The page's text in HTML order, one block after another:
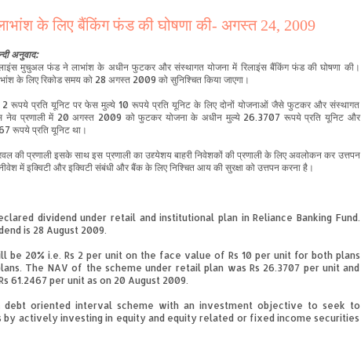
के लिए बैंकिंग फंड की घोषणा की- अगस्त 24, 2009
अनुवाद:
मुचुअल फंड ने लाभांश के अधीन फुटकर और संस्थागत योजना में रिलाइंस बैंकिंग फंड की घोषणा की।
के लिए रिकोड समय को 28 अगस्त 2009 को सुनिश्चित किया जाएगा।
2 रूपये प्रति यूनिट पर फेस मुल्ये 10 रूपये प्रति यूनिट के लिए दोनों योजनाओं जैसे फुटकर और संस्थागत
नेव प्रणाली में 20 अगस्त 2009 को फुटकर योजना के अधीन मुल्ये 26.3707 रूपये प्रति यूनिट और
रूपये प्रति यूनिट था।
की प्रणाली इसके साथ इस प्रणाली का उद्द्येशय बाहरी निवेशकों की प्रणाली के लिए अवलोकन कर उत्तपन
में इक्विटी और इक्विटी संबंधी और बैंक के लिए निश्चित आय की सुरक्षा को उत्तपन करना है।
dividend under retail and institutional plan in Reliance Banking Fund.
is 28 August 2009.
be 20% i.e. Rs 2 per unit on the face value of Rs 10 per unit for both plans
The NAV of the scheme under retail plan was Rs 26.3707 per unit and
61.2467 per unit as on 20 August 2009.
debt oriented interval scheme with an investment objective to seek to
by actively investing in equity and equity related or fixed income securities